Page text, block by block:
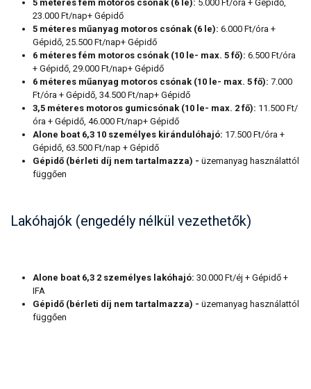
5 méteres fém motoros csónak (6 le): 5.000 Ft/óra + Gépidő,
23.000 Ft/nap+ Gépidő
5 méteres műanyag motoros csónak (6 le): 6.000 Ft/óra +
Gépidő, 25.500 Ft/nap+ Gépidő
6 méteres fém motoros csónak (10 le- max. 5 fő): 6.500 Ft/óra
+ Gépidő, 29.000 Ft/nap+ Gépidő
6 méteres műanyag motoros csónak (10 le- max. 5 fő): 7.000
Ft/óra + Gépidő, 34.500 Ft/nap+ Gépidő
3,5 méteres motoros gumicsónak (10 le- max. 2 fő): 11.500 Ft/
óra + Gépidő, 46.000 Ft/nap+ Gépidő
Alone boat 6,3 10 személyes kirándulóhajó: 17.500 Ft/óra +
Gépidő, 63.500 Ft/nap + Gépidő
Gépidő (bérleti díj nem tartalmazza) - üzemanyag használattól
függően
Lakóhajók (engedély nélkül vezethetők)
Alone boat 6,3 2 személyes lakóhajó: 30.000 Ft/éj + Gépidő +
IFA
Gépidő (bérleti díj nem tartalmazza) - üzemanyag használattól
függően